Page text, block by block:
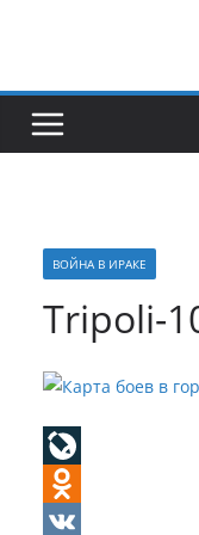
ВОЙНА В ИРАКЕ
Tripoli-
O